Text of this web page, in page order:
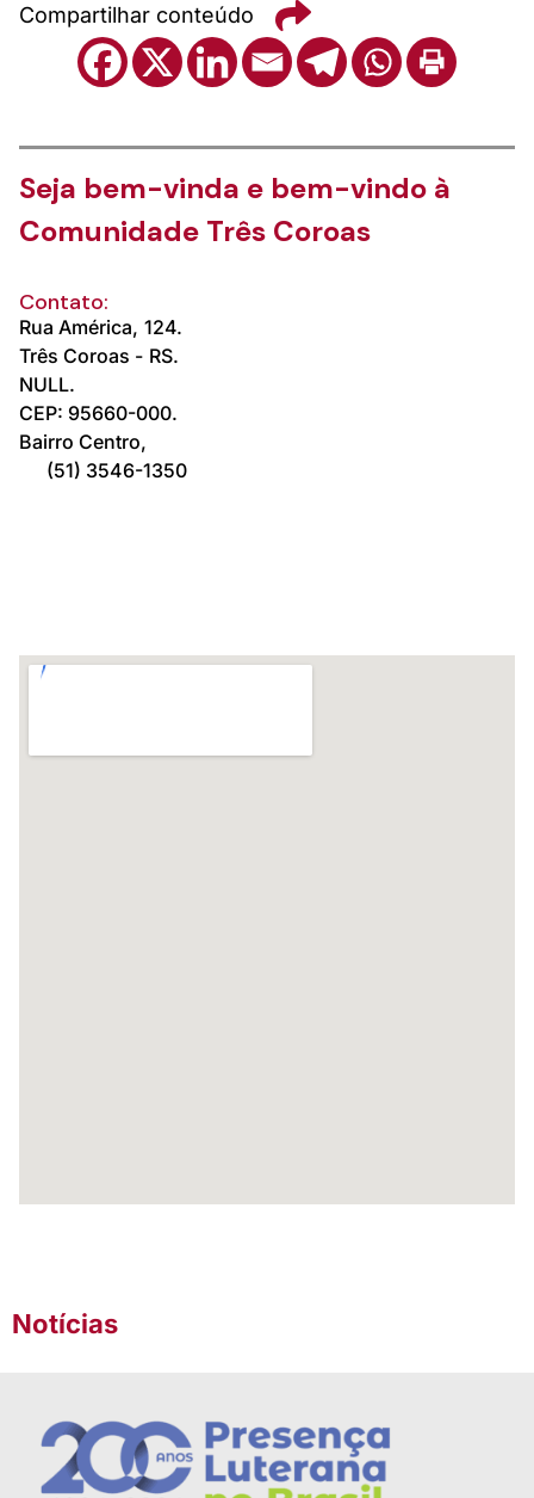
Compartilhar conteúdo
Seja bem-vinda e bem-vindo à
Comunidade Três Coroas
Contato:
Rua América, 124.
Três Coroas - RS.
NULL.
CEP: 95660-000.
Bairro Centro,
(51) 3546-1350
Notícias